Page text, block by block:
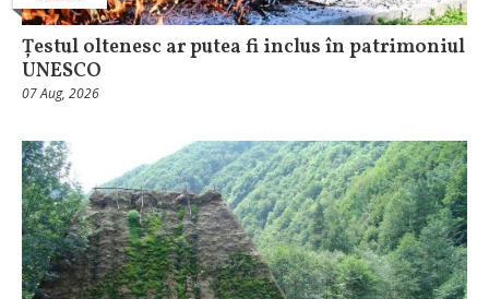
Țestul oltenesc ar putea fi inclus în patrimoniul
UNESCO
07 Aug, 2026